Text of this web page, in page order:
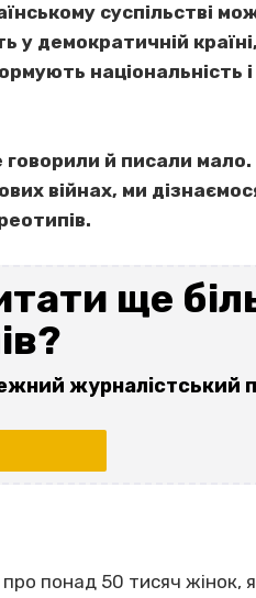
суспільстві
у демократичній
говорили й писали
війнах, ми
ще
журналістський
понад 50 тисяч жінок,